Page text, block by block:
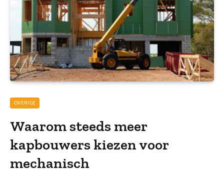
OVERIGE
Waarom steeds meer
kapbouwers kiezen voor
mechanisch